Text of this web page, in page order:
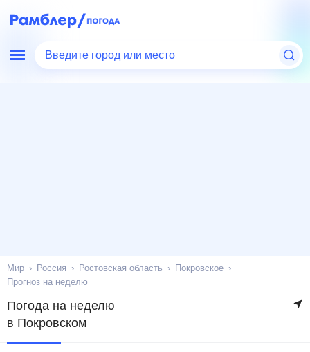
Введите город или место
Мир Россия Ростовская область
Покровское
Прогноз на неделю
Погода на неделю
в Покровском